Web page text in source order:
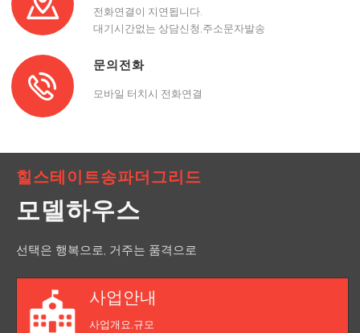
전화연결이 지연됩니다.
대기시간없는 상담신청,주소문자발송
문의전화
모바일 터치시 전화연결
힐스테이트송파더그리드
모델하우스
선택은 행복으로, 거주는 품격으로
사업안내
사업개요,규모